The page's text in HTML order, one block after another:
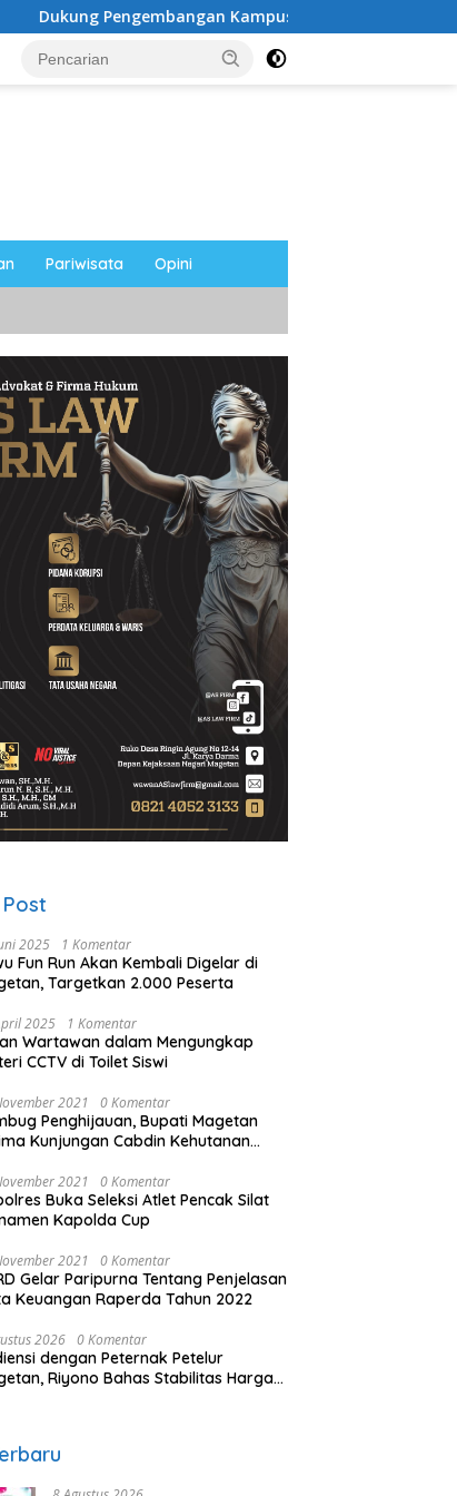
Kampus UNESA di Pusat Kota, Riyono
Pariwisata Opini
Kenang M.
Keadilan “No
Telah
Lewat Program Desa BRILiaN,
BRI Magetan Dorong Desa
Wates Berprestasi
2025 1 Komentar
Fun Run Akan Kembali Digelar di
Targetkan 2.000 Peserta
2025 1 Komentar
Wartawan dalam Mengungkap
CCTV di Toilet Siswi
2021 0 Komentar
Penghijauan, Bupati Magetan
Kunjungan Cabdin Kehutanan
2021 0 Komentar
Buka Seleksi Atlet Pencak Silat
Kapolda Cup
2021 0 Komentar
Gelar Paripurna Tentang Penjelasan
Keuangan Raperda Tahun 2022
2026 0 Komentar
dengan Peternak Petelur
Riyono Bahas Stabilitas Harga